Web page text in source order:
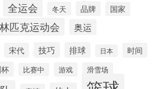
全运会 冬天 品牌 国家
匹克运动会 奥运
宋代 技巧 排球 日本 时间
比赛中 游戏 滑雪场